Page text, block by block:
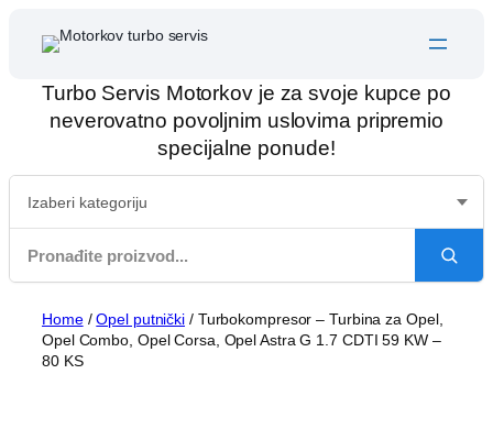
Turbo Servis Motorkov je za svoje kupce po
neverovatno povoljnim uslovima pripremio
specijalne ponude!
Home/Opel putnički / Turbokompresor – Turbina za Opel,
Opel Combo, Opel Corsa, Opel Astra G 1.7 CDTI 59 KW –
80 KS